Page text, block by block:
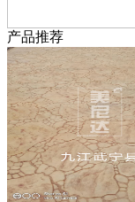
产品推荐